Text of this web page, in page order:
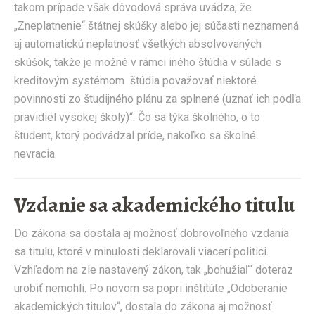
takom prípade však dôvodová správa uvádza, že
„Zneplatnenie“ štátnej skúšky alebo jej súčasti neznamená
aj automatickú neplatnosť všetkých absolvovaných
skúšok, takže je možné v rámci iného štúdia v súlade s
kreditovým systémom štúdia považovať niektoré
povinnosti zo študijného plánu za splnené (uznať ich podľa
pravidiel vysokej školy)“. Čo sa týka školného, o to
študent, ktorý podvádzal príde, nakoľko sa školné
nevracia.
Vzdanie sa akademického titulu
Do zákona sa dostala aj možnosť dobrovoľného vzdania
sa titulu, ktoré v minulosti deklarovali viacerí politici.
Vzhľadom na zle nastavený zákon, tak „bohužiaľ“ doteraz
urobiť nemohli. Po novom sa popri inštitúte „Odoberanie
akademických titulov“, dostala do zákona aj možnosť